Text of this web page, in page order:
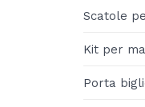
Scatole
Kit per
Porta